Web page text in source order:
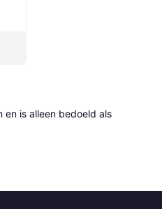
is alleen bedoeld als